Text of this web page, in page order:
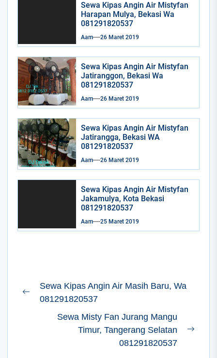
Sewa Kipas Angin Air Mistyfan
Harapan Mulya, Bekasi Wa
081291820537
Aam 26 Maret 2019
Sewa Kipas Angin Air Mistyfan
Jatiranggon, Bekasi Wa
081291820537
Aam 26 Maret 2019
Sewa Kipas Angin Air Mistyfan
Jatirangga, Bekasi WA
081291820537
Aam 26 Maret 2019
Sewa Kipas Angin Air Mistyfan
Jakamulya, Kota Bekasi
081291820537
Aam 25 Maret 2019
Navigasi
pos
Previous
Sewa Kipas Angin Air Masih Baru, Wa
081291820537
Sewa Misty Fan Jurang Mangu
Timur, Tangerang Selatan
081291820537